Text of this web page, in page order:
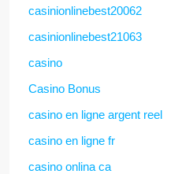
casinionlinebest20062
casinionlinebest21063
casino
Casino Bonus
casino en ligne argent reel
casino en ligne fr
casino onlina ca